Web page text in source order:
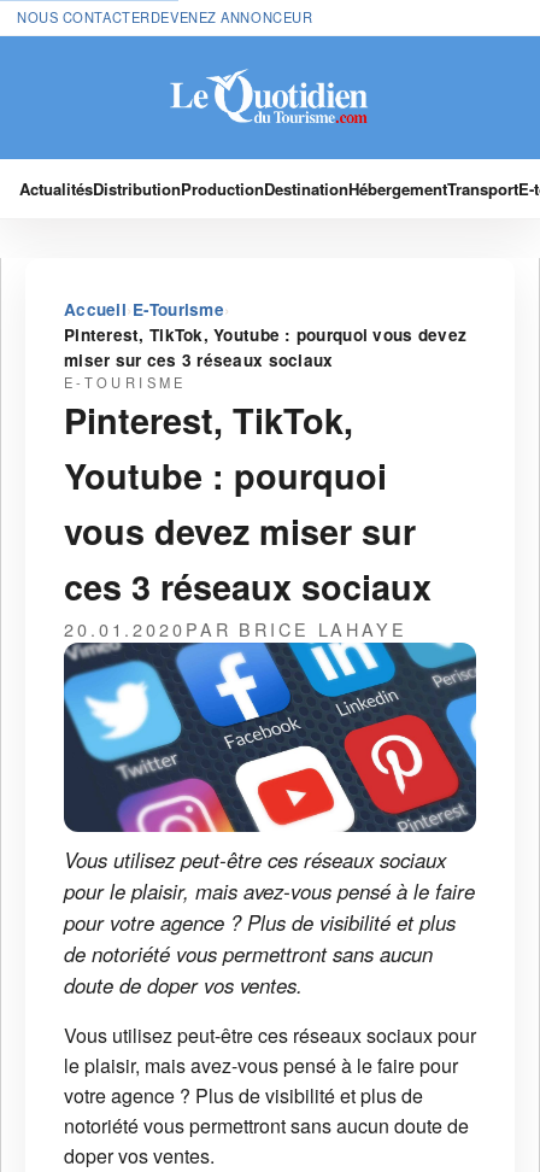
NOUS CONTACTERDEVENEZ ANNONCEUR
ActualitésDistributionProductionDestinationHébergementTransport
Accueil›E-Tourisme›
Pinterest, TikTok, Youtube : pourquoi vous devez
miser sur ces 3 réseaux sociaux
E-TOURISME
Pinterest, TikTok,
Youtube : pourquoi
vous devez miser sur
ces 3 réseaux sociaux
20.01.2020PAR BRICE LAHAYE
Vous utilisez peut-être ces réseaux sociaux
pour le plaisir, mais avez-vous pensé à le faire
pour votre agence ? Plus de visibilité et plus
de notoriété vous permettront sans aucun
doute de doper vos ventes.
Vous utilisez peut-être ces réseaux sociaux pour
le plaisir, mais avez-vous pensé à le faire pour
votre agence ? Plus de visibilité et plus de
notoriété vous permettront sans aucun doute de
doper vos ventes.